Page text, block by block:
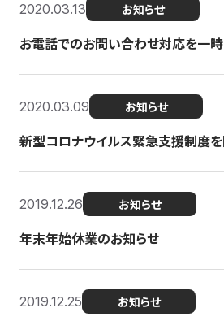
2020.03.13 お知らせ
お電話でのお問い合わせ対応を一
2020.03.09 お知らせ
新型コロナウイルス緊急支援制度
2019.12.26 お知らせ
年末年始休業のお知らせ
2019.12.25 お知らせ